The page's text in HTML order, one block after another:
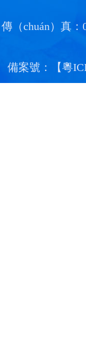
傳（chuán）真：
備案號：【粵